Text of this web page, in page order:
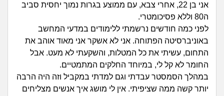
מדורים
זוגיות
היריון ולידה
חיפוש שאלות
הרשמה | התחברות
אני בן 22, אחרי צבא, עם ממוצע בגרות נמוך יחסית סביב
ה80 וללא פסיכומטרי.
לפני כמה חודשים נרשמתי ללימודים במדעי המחשב
באוניברסיטה הפתוחה. אני לא אשקר אני מאוד אוהב את
התחום, עשיתי את כל המטלות, והשקעתי לא מעט. אבל
החומר לא קל לי, במיוחד החלקים המתמטיים.
במהלך הסמסטר עבדתי וגם למדתי במקביל וזה היה הרבה
יותר קשה ממה שציפיתי. אין לי מושג איך אנשים מצליחים